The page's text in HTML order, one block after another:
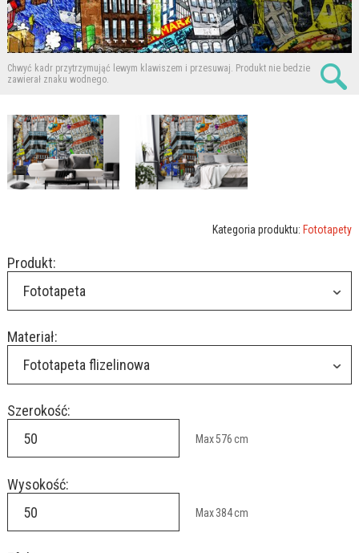
Chwyć kadr przytrzymująć lewym klawiszem i przesuwaj. Produkt nie bedzie
zawierał znaku wodnego.
Kategoria produktu: Fototapety
Produkt:
Fototapeta
Materiał:
Fototapeta flizelinowa
Szerokość:
Max576cm
Wysokość:
Max384cm